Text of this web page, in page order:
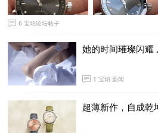
6 宝珀论坛帖子
她的时间璀璨闪耀
1 宝珀 新闻
超薄新作，自成乾